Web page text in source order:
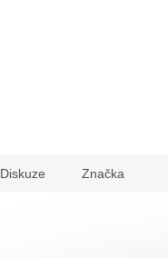
Diskuze Značka